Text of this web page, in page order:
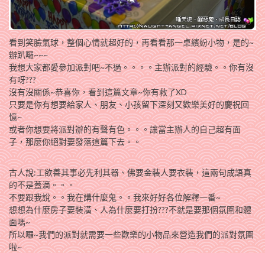
看到笑臉氣球，整個心情就超好的，再看看那一桌繽紛小物，是的~
辦趴囉~~~
我想大家都愛參加派對吧~不過。。。。主辦派對的經驗。。你有沒
有呀???
沒有沒關係~恭喜你，看到這篇文章~你有救了XD
只要是你有想要給家人、朋友、小孩留下深刻又歡樂美好的慶祝回
憶~
或者你想要將派對辦的有聲有色。。。讓當主辦人的自己超有面
子，那麼你絕對要發落這篇下去。。
古人說:工欲善其事必先利其器、佛要金裝人要衣裝，這兩句成語真
的不是蓋滴。。。
不要跟我說。。我在講什麼鬼。。我來好好各位解釋一番~
想想為什麼房子要裝潢、人為什麼要打扮???不就是要那個氛圍和體
面嗎~
所以囉~我們的派對就需要一些歡樂的小物品來營造我們的派對氛圍
啦~